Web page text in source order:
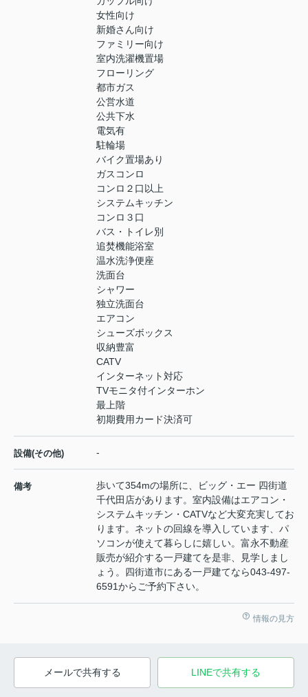
女性向け
新婚さん向け
ファミリー向け
室内洗濯機置場
フローリング
都市ガス
公営水道
公共下水
電気有
駐輪場
バイク置場あり
ガスコンロ
コンロ２口以上
システムキッチン
コンロ３口
バス・トイレ別
追焚機能浴室
温水洗浄便座
洗面台
シャワー
独立洗面台
エアコン
シューズボックス
収納豊富
CATV
インターネット対応
TVモニタ付インターホン
最上階
初期費用カード決済可
設備(その他) -
備考
歩いて354mの場所に、ビッグ・エー 四街道
千代田店があります。室内設備はエアコン・
システムキッチン・CATVなど大変充実してお
ります。ネットの回線を導入しています、パ
ソコンが使えて暮らしに嬉しい。富永不動産
販売が紹介する一戸建てを是非、見学しまし
ょう。四街道市にある一戸建てなら043-497-
6591からご予約下さい。
情報の見方
メールで共有する LINEで共有する